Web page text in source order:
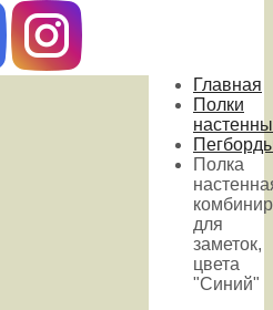
Главная
Полки
Полка
для
заметок,
цвета
"Синий"